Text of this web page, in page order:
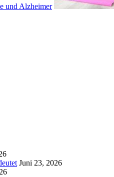
und Alzheimer
Juni 23, 2026